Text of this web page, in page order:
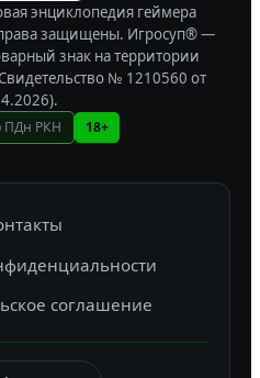
энциклопедия геймера
защищены. Игросуп® —
знак на территории
№ 1210560 от
ПДн РКН 18+
соглашение